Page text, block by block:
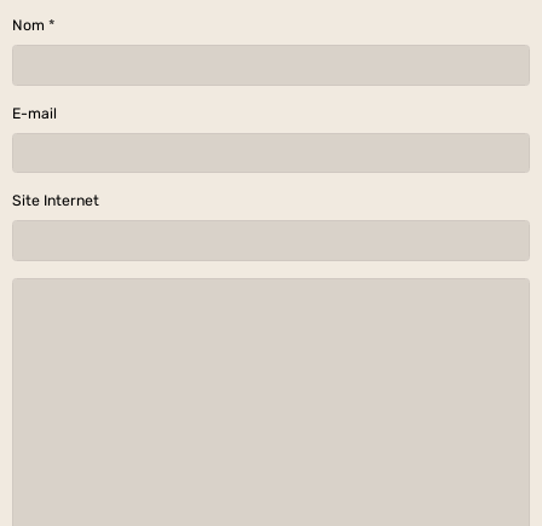
Nom
E-mail
Site Internet